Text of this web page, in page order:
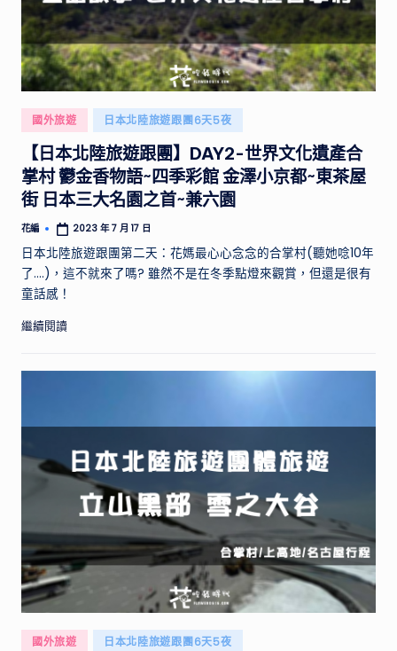
Posted
in
國外旅遊 日本北陸旅遊跟團6天5夜
【日本北陸旅遊跟團】DAY2-世界文化遺產合
掌村 鬱金香物語~四季彩館 金澤小京都~東茶屋
街 日本三大名園之首~兼六園
Posted
花編 2023 年 7 月 17 日
日本北陸旅遊跟團第二天：花媽最心心念念的合掌村(聽她唸10年
了....)，這不就來了嗎? 雖然不是在冬季點燈來觀賞，但還是很有
童話感！
繼續閱讀
Posted
國外旅遊 日本北陸旅遊跟團6天5夜